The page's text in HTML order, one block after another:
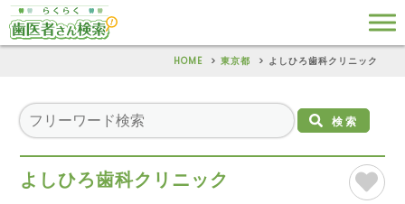
HOME 東京都 よしひろ歯科クリニック
検索
よしひろ歯科クリニック